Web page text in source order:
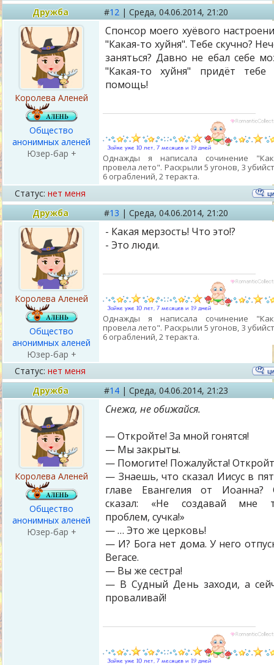
Дружба
#12 | Среда, 04.06.2014, 21:20
Королева Аленей
Общество
анонимных аленей
Юзер-бар +
Спонсор моего хуёвого
"Какая-то хуйня". Тебе скучно?
заняться? Давно не ебал себе
"Какая-то хуйня" придёт тебе
помощь!
Однажды я написала сочинение
провела лето". Раскрыли 5 угонов, 3
6 ограблений, 2 теракта.
Статус: нет меня
Дружба
#13 | Среда, 04.06.2014, 21:20
Королева Аленей
Общество
анонимных аленей
Юзер-бар +
- Какая мерзость! Что это!?
- Это люди.
Однажды я написала сочинение
провела лето". Раскрыли 5 угонов, 3
6 ограблений, 2 теракта.
Статус: нет меня
Дружба
#14 | Среда, 04.06.2014, 21:23
Королева Аленей
Общество
анонимных аленей
Юзер-бар +
Снежа, не обижайся.
— Откройте! За мной гонятся!
— Мы закрыты.
— Помогите! Пожалуйста!
— Знаешь, что сказал Иисус в
главе Евангелия от Иоанна?
сказал: «Не создавай мне
проблем, сучка!»
— … Это же церковь!
— И? Бога нет дома. У него
Вегасе.
— Вы же сестра!
— В Судный День заходи, а
проваливай!